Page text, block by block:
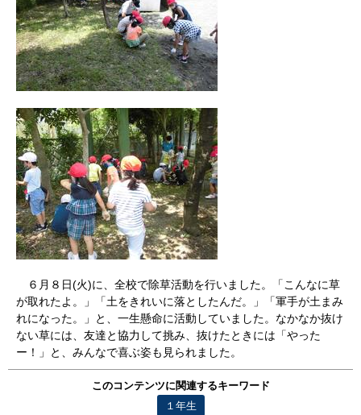
６月８日(火)に、全校で除草活動を行いました。「こんなに草
が取れたよ。」「土をきれいに落としたんだ。」「軍手が土まみ
れになった。」と、一生懸命に活動していました。なかなか抜け
ない草には、友達と協力して挑み、抜けたときには「やった
ー！」と、みんなで喜ぶ姿も見られました。
このコンテンツに関連するキーワード
１年生